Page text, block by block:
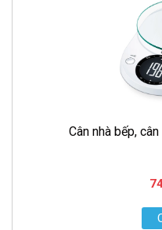
Cân nhà bếp,